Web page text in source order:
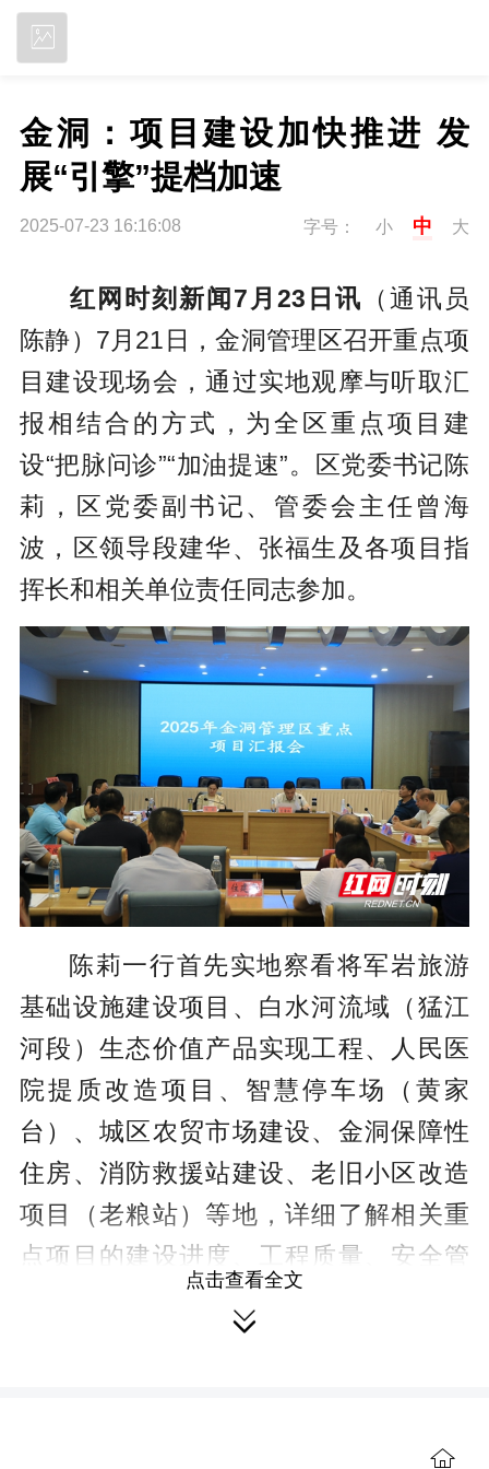
金洞：项目建设加快推进 发
展“引擎”提档加速
2025-07-23 16:16:08 字号： 小 中 大
红网时刻新闻7月23日讯 （通讯员
陈静）7月21日，金洞管理区召开重点项
目建设现场会，通过实地观摩与听取汇
报相结合的方式，为全区重点项目建
设“把脉问诊”“加油提速”。区党委书记陈
莉，区党委副书记、管委会主任曾海
波，区领导段建华、张福生及各项目指
挥长和相关单位责任同志参加。
陈莉一行首先实地察看将军岩旅游
基础设施建设项目、白水河流域（猛江
河段）生态价值产品实现工程、人民医
院提质改造项目、智慧停车场（黄家
台）、城区农贸市场建设、金洞保障性
住房、消防救援站建设、老旧小区改造
项目（老粮站）等地，详细了解相关重
点项目的建设进度、工程质量、安全管
理、施工组织等情况，现场协调解决项
目存在的痛点、难点。会上，各责任单
讨论，研究部署下阶段工作目标和具体
点击查看全文
